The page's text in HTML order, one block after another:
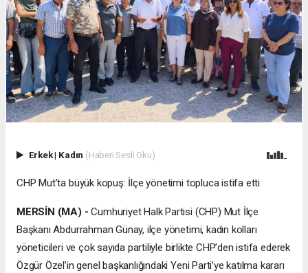
Erkek| Kadın (Haberi Sesli Oku)
CHP Mut’ta büyük kopuş: İlçe yönetimi topluca istifa etti
MERSİN (MA) - Cumhuriyet Halk Partisi (CHP) Mut İlçe
Başkanı Abdurrahman Günay, ilçe yönetimi, kadın kolları
yöneticileri ve çok sayıda partiliyle birlikte CHP’den istifa ederek
Özgür Özel’in genel başkanlığındaki Yeni Parti’ye katılma kararı